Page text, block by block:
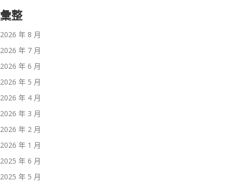
彙整
2026 年 8 月
2026 年 7 月
2026 年 6 月
2026 年 5 月
2026 年 4 月
2026 年 3 月
2026 年 2 月
2026 年 1 月
2025 年 6 月
2025 年 5 月